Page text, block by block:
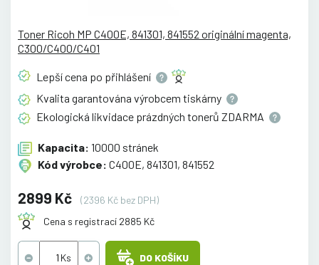
Toner Ricoh MP C400E, 841301, 841552 originální magenta,
C300/C400/C401
Lepší cena po přihlášení
Kvalita garantována výrobcem tiskárny
Ekologická likvidace prázdných tonerů ZDARMA
Kapacita: 10000 stránek
Kód výrobce: C400E, 841301, 841552
2899 Kč
(2396 Kč bez DPH)
Cena s registrací 2885 Kč
DO KOŠÍKU